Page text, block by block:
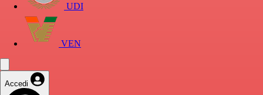
UDI
VEN
Accedi